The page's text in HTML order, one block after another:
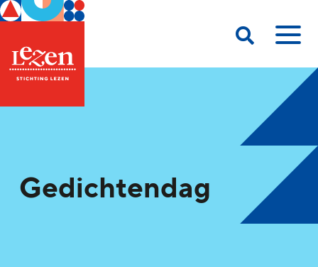
Gedichtendag